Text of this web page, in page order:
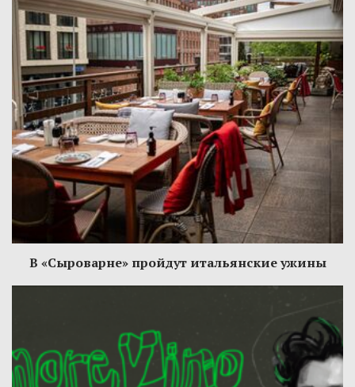
В «Сыроварне» пройдут итальянские ужины